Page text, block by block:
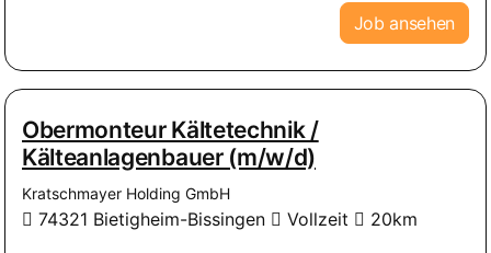
Job ansehen
Obermonteur Kältetechnik /
Kälteanlagenbauer (m/w/d)
Kratschmayer Holding GmbH
74321 Bietigheim-Bissingen Vollzeit 20km